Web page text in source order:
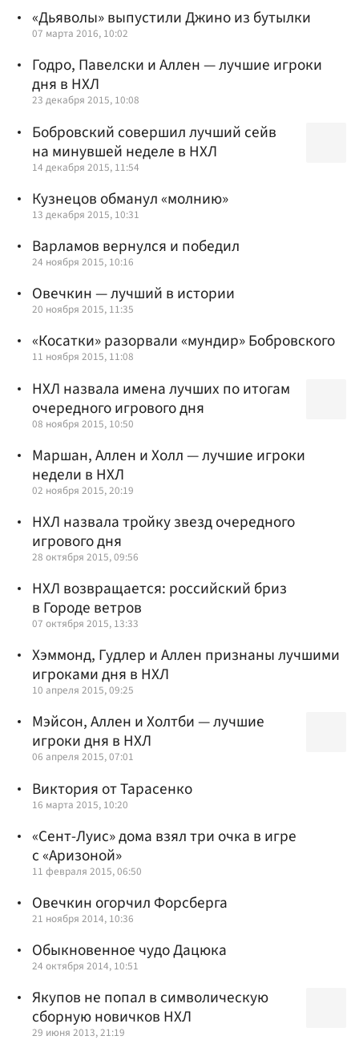
«Дьяволы» выпустили Джино из бутылки
07 марта 2016, 10:02
Годро, Павелски и Аллен — лучшие игроки
дня в НХЛ
23 декабря 2015, 10:08
Бобровский совершил лучший сейв
на минувшей неделе в НХЛ
14 декабря 2015, 11:54
Кузнецов обманул «молнию»
13 декабря 2015, 10:31
Варламов вернулся и победил
24 ноября 2015, 10:16
Овечкин — лучший в истории
20 ноября 2015, 11:35
«Косатки» разорвали «мундир» Бобровского
11 ноября 2015, 11:08
НХЛ назвала имена лучших по итогам
очередного игрового дня
08 ноября 2015, 10:50
Маршан, Аллен и Холл — лучшие игроки
недели в НХЛ
02 ноября 2015, 20:19
НХЛ назвала тройку звезд очередного
игрового дня
28 октября 2015, 09:56
НХЛ возвращается: российский бриз
в Городе ветров
07 октября 2015, 13:33
Хэммонд, Гудлер и Аллен признаны лучшими
игроками дня в НХЛ
10 апреля 2015, 09:25
Мэйсон, Аллен и Холтби — лучшие
игроки дня в НХЛ
06 апреля 2015, 07:01
Виктория от Тарасенко
16 марта 2015, 10:20
«Сент-Луис» дома взял три очка в игре
с «Аризоной»
11 февраля 2015, 06:50
Овечкин огорчил Форсберга
21 ноября 2014, 10:36
Обыкновенное чудо Дацюка
24 октября 2014, 10:51
Якупов не попал в символическую
сборную новичков НХЛ
29 июня 2013, 21:19